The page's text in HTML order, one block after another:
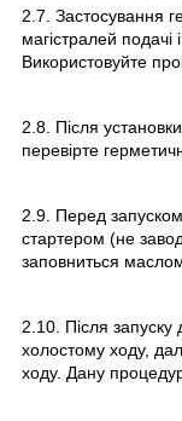
2.7. Застосування
магістралей
Використовуйте
2.8. Після
перевірте
2.9. Перед
стартером (не
заповниться
2.10. Після запуску
холостому ходу,
ходу. Дану